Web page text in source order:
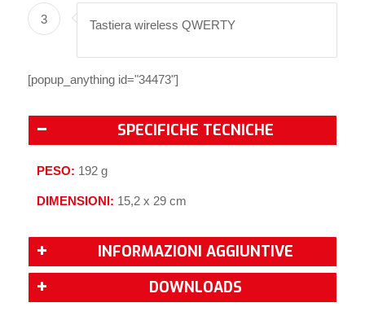
3 Tastiera wireless QWERTY
[popup_anything id="34473"]
SPECIFICHE TECNICHE
PESO: 192 g
DIMENSIONI: 15,2 x 29 cm
INFORMAZIONI AGGIUNTIVE
DOWNLOADS